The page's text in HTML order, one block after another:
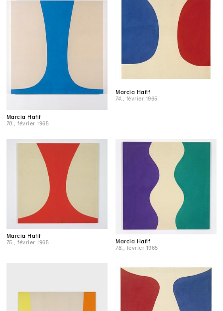
Marcia Hafif
70.
, février 1965
Marcia Hafif
74.
, février 1965
Marcia Hafif
75.
, février 1965
Marcia Hafif
78.
, février 1965